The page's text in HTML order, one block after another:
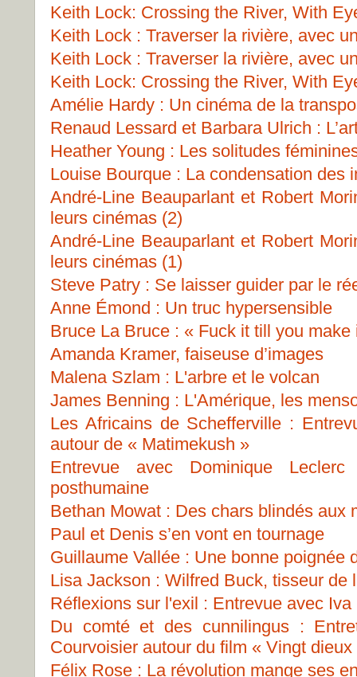
Keith Lock: Crossing the River, With
Keith Lock : Traverser la rivière, avec
Keith Lock : Traverser la rivière, avec
Keith Lock: Crossing the River, With
Amélie Hardy : Un cinéma de la
Renaud Lessard et Barbara Ulrich :
Heather Young : Les solitudes
Louise Bourque : La condensation des
André-Line Beauparlant et Robert
leurs cinémas (2)
André-Line Beauparlant et Robert
leurs cinémas (1)
Steve Patry : Se laisser guider par le
Anne Émond : Un truc hypersensible
Bruce La Bruce : « Fuck it till you make
Amanda Kramer, faiseuse d’images
Malena Szlam : L'arbre et le volcan
James Benning : L'Amérique, les
Les Africains de Schefferville :
autour de « Matimekush »
Entrevue avec Dominique
posthumaine
Bethan Mowat : Des chars blindés aux
Paul et Denis s’en vont en tournage
Guillaume Vallée : Une bonne poignée
Lisa Jackson : Wilfred Buck, tisseur de
Réflexions sur l'exil : Entrevue avec
Du comté et des cunnilingus :
Courvoisier autour du film « Vingt dieux
Félix Rose : La révolution mange ses